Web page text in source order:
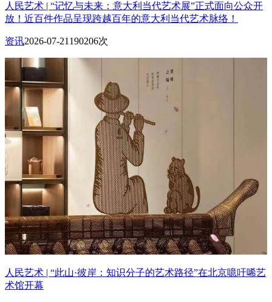
人民艺术 | “记忆与未来：意大利当代艺术展”正式面向公众开
放！近百件作品呈现跨越百年的意大利当代艺术脉络！
资讯2026-07-21 190206次
人民艺术 | “此山·彼岸：知识分子的艺术路径”在北京噫吁唏艺
术馆开幕